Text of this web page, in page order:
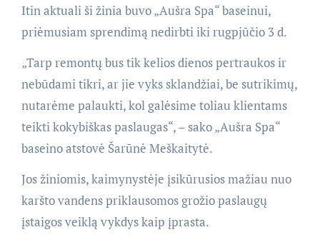
Itin aktuali ši žinia buvo „Aušra Spa“ baseinui,
priėmusiam sprendimą nedirbti iki rugpjūčio 3 d.
„Tarp remontų bus tik kelios dienos pertraukos ir
nebūdami tikri, ar jie vyks sklandžiai, be sutrikimų,
nutarėme palaukti, kol galėsime toliau klientams
teikti kokybiškas paslaugas“, – sako „Aušra Spa“
baseino atstovė Šarūnė Meškaitytė.
Jos žiniomis, kaimynystėje įsikūrusios mažiau nuo
karšto vandens priklausomos grožio paslaugų
įstaigos veiklą vykdys kaip įprasta.